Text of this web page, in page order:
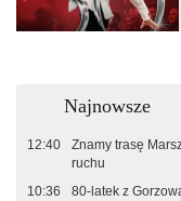
Najnowsze
12:40
Znamy trasę
ruchu
10:36
80-latek z